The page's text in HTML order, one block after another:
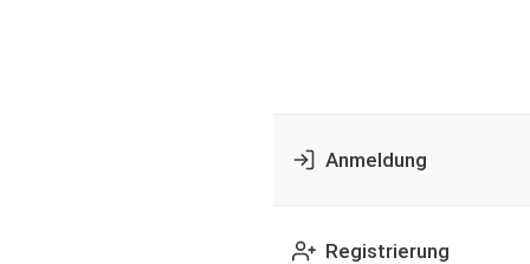
Anmeldung
Registrierung